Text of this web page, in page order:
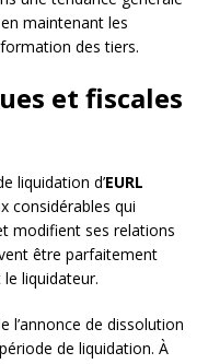
maintenant les
des tiers.
et fiscales
liquidation d’EURL
considérables qui
modifient ses relations
être parfaitement
le liquidateur.
l’annonce de dissolution
de liquidation. À